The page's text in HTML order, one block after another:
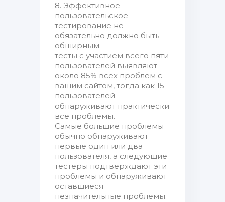
8. Эффективное
пользовательское
тестирование не
обязательно должно быть
обширным.
тесты с участием всего пяти
пользователей выявляют
около 85% всех проблем с
вашим сайтом, тогда как 15
пользователей
обнаруживают практически
все проблемы.
Самые большие проблемы
обычно обнаруживают
первые один или два
пользователя, а следующие
тестеры подтверждают эти
проблемы и обнаруживают
оставшиеся
незначительные проблемы.